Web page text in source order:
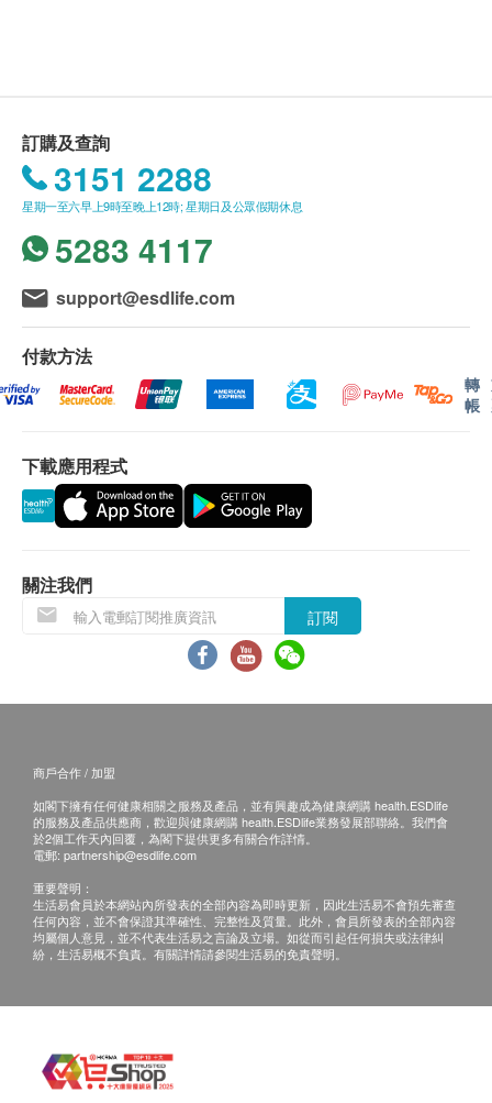
肺部檢查
HK$270.0
糖尿病測試
糖化血色素（糖化血紅蛋白的測量主要是為確定三個月的平均
血糖水平）
220.0
體液或組織中檢測得知。此計劃包含了兩個癌症指
標，有助檢測是否有癌症跡象。CA 15.3 可用作檢
測乳癌 和CA 125可檢測卵巢癌﹑子宮內膜癌﹑腹
膜癌和輸卵管癌等。
使用長者醫療券
如希望使用長者醫療券進行支付，請在訂購前先聯絡
健康網購，以便我們為您做出相應的安排。
此項交易必須經醫生評估是否適合進行疫苗注射。如
醫生認為不適合注射疫苗，將取消此計劃的服務，全
數費用退回。
進檢查報告， 工作天不包括星期六、日及公眾假期。
(指定性傳染病檢查計劃的報告時間，請參考其產品頁
面)
A. 本地客戶:
親身領取：親身前往檢驗中心
醫生講解報告時間 (如適用) :
佐敦：星期一至六 9:00am-1:00pm
運費客人到付自理
如果客戶已完成電話或面解服務,若再要求講解,需
另外收取$300解析報告費。
客戶若體檢後3個月內不提取報告，所有報告一律
所有身體檢查並非作為醫務診斷或治療用途，如需
訂購及查詢
3151 2288
星期一至六早上9時至晚上12時; 星期日及公眾假期休息
5283 4117
support@esdlife.com
付款方法
轉
帳
下載應用程式
關注我們
訂閱
商戶合作 / 加盟
如閣下擁有任何健康相關之服務及產品，並有興趣成為健康網購 health.ESDlife
的服務及產品供應商，歡迎與健康網購 health.ESDlife業務發展部聯絡。我們會
於2個工作天內回覆，為閣下提供更多有關合作詳情。
電郵: partnership@esdlife.com
重要聲明：
生活易會員於本網站內所發表的全部內容為即時更新，因此生活易不會預先審查
任何內容，並不會保證其準確性、完整性及質量。此外，會員所發表的全部內容
均屬個人意見，並不代表生活易之言論及立場。如從而引起任何損失或法律糾
紛，生活易概不負責。有關詳情請參閱生活易的免責聲明。